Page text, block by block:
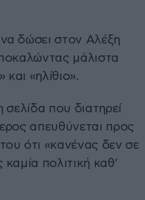
δώσει στον Αλέξη
μάλιστα
«ηλίθιο».
που διατηρεί
απευθύνεται προς
ότι «κανένας δεν σε
πολιτική καθ’